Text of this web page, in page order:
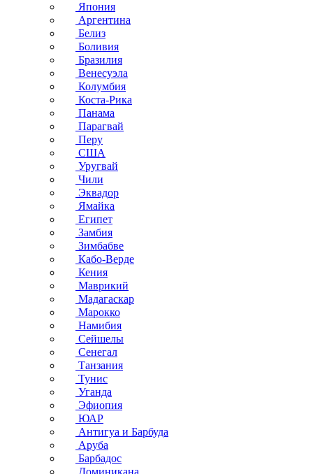
Япония
Аргентина
Белиз
Боливия
Бразилия
Венесуэла
Колумбия
Коста-Рика
Панама
Парагвай
Перу
США
Уругвай
Чили
Эквадор
Ямайка
Египет
Замбия
Зимбабве
Кабо-Верде
Кения
Маврикий
Мадагаскар
Марокко
Намибия
Сейшелы
Сенегал
Танзания
Тунис
Уганда
Эфиопия
ЮАР
Антигуа и Барбуда
Аруба
Барбадос
Доминикана